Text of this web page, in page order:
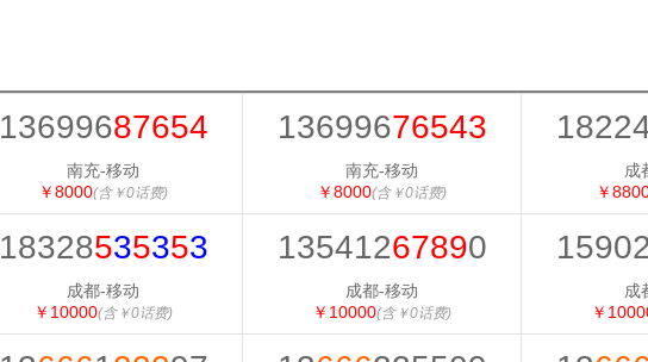
13699687654
南充-移动
￥8000(含￥0话费)
13699676543
南充-移动
￥8000(含￥0话费)
成
￥
18328535353
成都-移动
￥10000(含￥0话费)
13541267890
成都-移动
￥10000(含￥0话费)
成
￥